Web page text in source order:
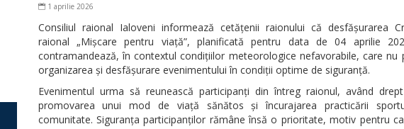
1 aprilie 2026
Consiliul raional Ialoveni informează cetățenii raionului că desfășurarea
raional „Mișcare pentru viață”, planificată pentru data de 04 aprilie
contramandează, în contextul condițiilor meteorologice nefavorabile, care nu
organizarea și desfășurare evenimentului în condiții optime de siguranță.
Evenimentul urma să reunească participanți din întreg raionul, având
promovarea unui mod de viață sănătos și încurajarea practicării
comunitate. Siguranța participanților rămâne însă o prioritate, motiv pentru